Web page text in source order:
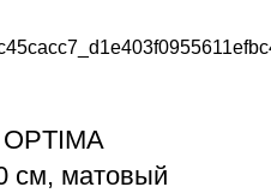
см, матовый